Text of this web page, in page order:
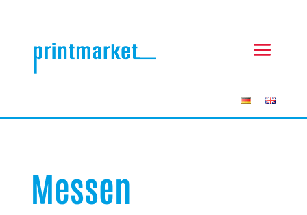
Messen